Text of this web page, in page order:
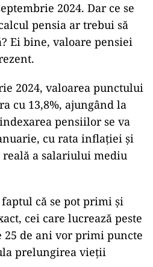
2024. Dar ce se
pensia ar trebui să
Ei bine, valoare pensiei
2024, valoarea punctului
cu 13,8%, ajungând la
pensiilor se va
cu rata inflației și
reală a salariului mediu
că se pot primi și
cei care lucrează peste
25 de ani vor primi puncte
prelungirea vieții